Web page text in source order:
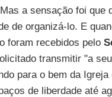
a sensação foi que
de organizá-lo. E
foram recebidos pelo
transmitir "a
para o bem da
de liberdade até